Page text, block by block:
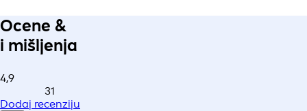
Ocene &
i mišljenja
4,9
31
Dodaj recenziju